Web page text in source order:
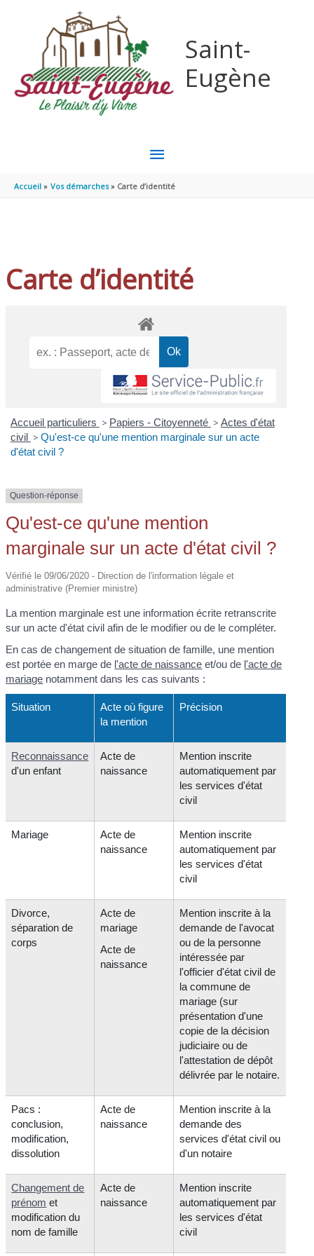
Saint-
Eugène
MENU
PRINCIPAL
Accueil Vos démarches Carte d’identité
Carte d’identité
Accueil particuliers > Papiers - Citoyenneté > Actes d'état
civil > Qu'est-ce qu'une mention marginale sur un acte
d'état civil ?
Question-réponse
Qu'est-ce qu'une mention
marginale sur un acte d'état civil ?
Vérifié le 09/06/2020 - Direction de l'information légale et
administrative (Premier ministre)
La mention marginale est une information écrite retranscrite
sur un acte d'état civil afin de le modifier ou de le compléter.
En cas de changement de situation de famille, une mention
est portée en marge de l'acte de naissance et/ou de l'acte de
mariage notamment dans les cas suivants :
Situation
Acte où figure
la mention
Précision
Reconnaissance
d'un enfant
Acte de
naissance
Mention inscrite
automatiquement par
les services d'état
civil
Mariage
Acte de
naissance
Mention inscrite
automatiquement par
les services d'état
civil
Divorce,
séparation de
corps
Acte de
mariage
Acte de
naissance
Mention inscrite à la
demande de l'avocat
ou de la personne
intéressée par
l'officier d'état civil de
la commune de
mariage (sur
présentation d'une
copie de la décision
judiciaire ou de
l'attestation de dépôt
délivrée par le notaire.
Pacs :
conclusion,
modification,
dissolution
Acte de
naissance
Mention inscrite à la
demande des
services d'état civil ou
d'un notaire
Changement de
prénom et
modification du
nom de famille
Acte de
naissance
Mention inscrite
automatiquement par
les services d'état
civil